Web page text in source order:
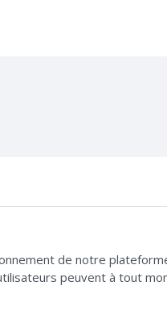
de notre
peuvent à tout